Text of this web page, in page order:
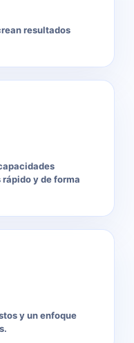
resultados
y de forma
y un enfoque